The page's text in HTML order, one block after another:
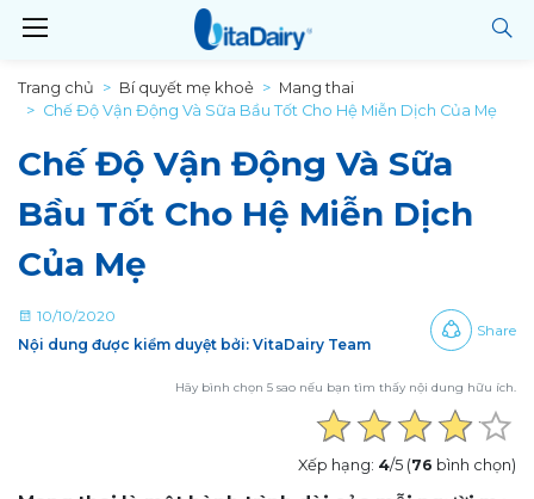
Trang chủ Bí quyết mẹ khoẻ
Mang thai
Chế Độ Vận Động Và Sữa Bầu Tốt Cho Hệ Miễn Dịch Của Mẹ
Chế Độ Vận Động Và Sữa
Bầu Tốt Cho Hệ Miễn Dịch
Của Mẹ
10/10/2020
Nội dung được kiểm duyệt bởi: VitaDairy Team
Share
Hãy bình chọn 5 sao nếu bạn tìm thấy nội dung hữu ích.
Xếp hạng: 4/5 (76 bình chọn)